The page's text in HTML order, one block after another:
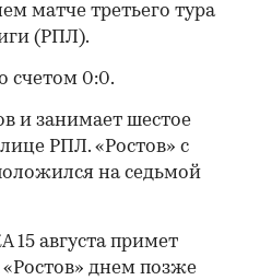
матче третьего тура
(РПЛ).
счетом 0:0.
и занимает шестое
РПЛ. «Ростов» с
на седьмой
15 августа примет
днем позже